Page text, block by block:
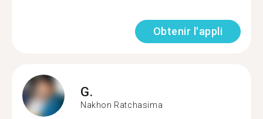
Obtenir l'appli
G.
Nakhon Ratchasima